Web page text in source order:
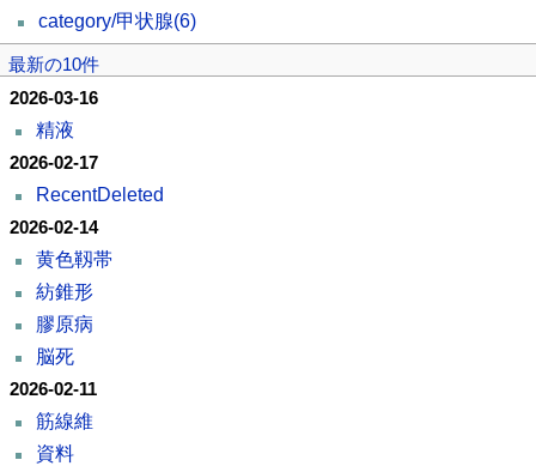
category/甲状腺(6)
最新の10件
2026-03-16
精液
2026-02-17
RecentDeleted
2026-02-14
黄色靱帯
紡錐形
膠原病
脳死
2026-02-11
筋線維
資料